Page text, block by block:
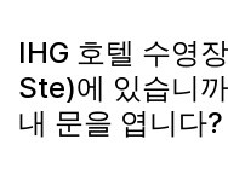
IHG 호텔 수영
Ste)에 있습니
내 문을 엽니다?